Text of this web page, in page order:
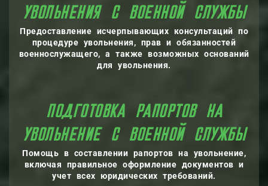
Предоставление исчерпывающих консультаций по
процедуре увольнения, прав и обязанностей
военнослужащего, а также возможных оснований
для увольнения.
РАПОРТОВ НА
УВОЛЬНЕНИЕ С
Помощь в составлении рапортов на увольнение,
включая правильное оформление документов и
учет всех юридических требований.